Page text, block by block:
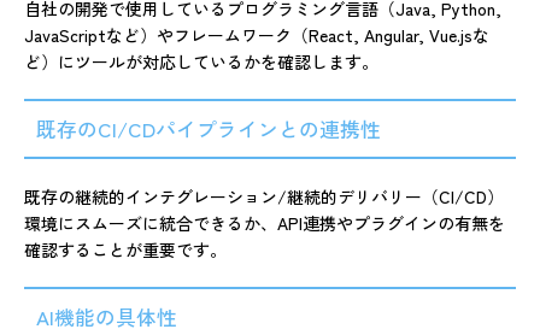
自社の開発で使用しているプログラミング言語（Java, Python,
JavaScriptなど）やフレームワーク（React, Angular, Vue.jsな
ど）にツールが対応しているかを確認します。
既存のCI/CDパイプラインとの連携性
既存の継続的インテグレーション/継続的デリバリー（CI/CD）
環境にスムーズに統合できるか、API連携やプラグインの有無を
確認することが重要です。
AI機能の具体性